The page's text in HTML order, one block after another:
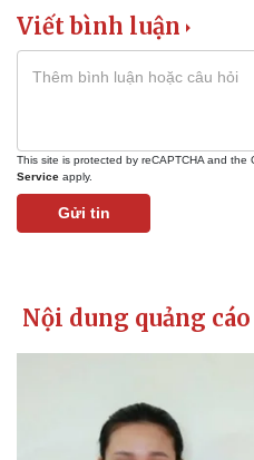
Viết bình luận
This site is protected by reCAPTCHA and the
Service apply.
Gửi tin